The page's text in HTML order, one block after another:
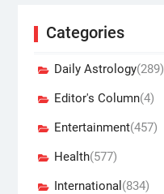
Categories
Daily Astrology(289)
Editor's Column(4)
Entertainment(457)
Health(577)
International (834)